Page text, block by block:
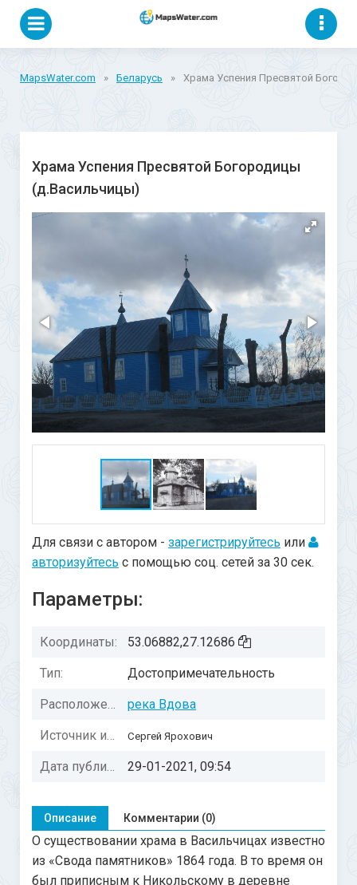
MapsWater.com » Беларусь » Храма Успения Пресвятой
Храма Успения Пресвятой Богородицы
(д.Васильчицы)
Для связи с автором - зарегистрируйтесь или
авторизуйтесь с помощью соц. сетей за 30 сек.
Параметры:
Координаты: 53.06882,27.12686
Тип: Достопримечательность
Расположение: река Вдова
Источник информации: Сергей Ярохович
Дата публикации: 29-01-2021, 09:54
Описание Комментарии (0)
О существовании храма в Васильчицах известно
из «Свода памятников» 1864 года. В то время он
был приписным к Никольскому в деревне